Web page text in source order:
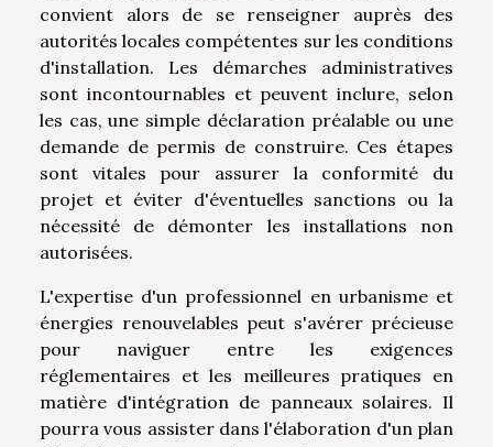
convient alors de se renseigner auprès des
autorités locales compétentes sur les conditions
d'installation. Les démarches administratives
sont incontournables et peuvent inclure, selon
les cas, une simple déclaration préalable ou une
demande de permis de construire. Ces étapes
sont vitales pour assurer la conformité du
projet et éviter d'éventuelles sanctions ou la
nécessité de démonter les installations non
autorisées.
L'expertise d'un professionnel en urbanisme et
énergies renouvelables peut s'avérer précieuse
pour naviguer entre les exigences
réglementaires et les meilleures pratiques en
matière d'intégration de panneaux solaires. Il
pourra vous assister dans l'élaboration d'un plan